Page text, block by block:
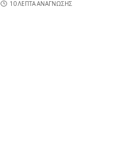
10 ΛΕΠΤΆ ΑΝΆΓΝΩΣΗΣ